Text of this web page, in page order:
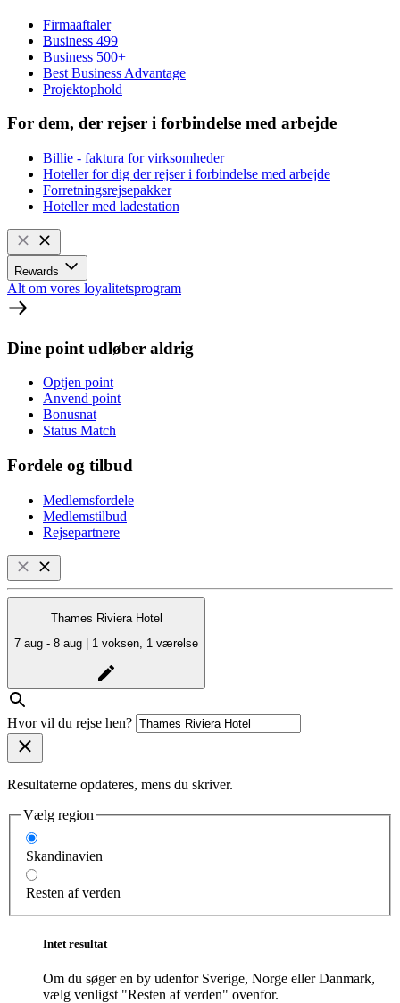
Firmaaftaler
Business 499
Business 500+
Best Business Advantage
Projektophold
For dem, der rejser i forbindelse med arbejde
Billie - faktura for virksomheder
Hoteller for dig der rejser i forbindelse med arbejde
Forretningsrejsepakker
Hoteller med ladestation
Rewards
Alt om vores loyalitetsprogram
Dine point udløber aldrig
Optjen point
Anvend point
Bonusnat
Status Match
Fordele og tilbud
Medlemsfordele
Medlemstilbud
Rejsepartnere
Thames Riviera Hotel
7 aug - 8 aug | 1 voksen, 1 værelse
Hvor vil du rejse hen?
Resultaterne opdateres, mens du skriver.
Vælg region
Skandinavien
Resten af verden
Intet resultat
Om du søger en by udenfor Sverige, Norge eller Danmark,
vælg venligst "Resten af verden" ovenfor.